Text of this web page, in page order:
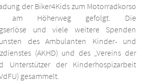
der Biker4Kids zum Motorradkorso
am Höherweg gefolgt. Die
und viele weitere Spenden
des Ambulanten Kinder- und
(AKHD) und des „Vereins der
Unterstützer der Kinderhospizarbeit
gesammelt.